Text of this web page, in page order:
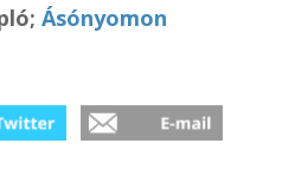
Ásónyomon